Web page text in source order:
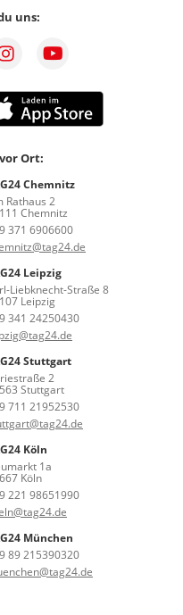
uns:
Ort:
Chemnitz
Rathaus 2
Chemnitz
371 6906600
Leipzig
Liebknecht-Straße 8
Leipzig
341 24250430
Stuttgart
2
Stuttgart
711 21952530
Köln
1a
Köln
221 98651990
München
89 215390320